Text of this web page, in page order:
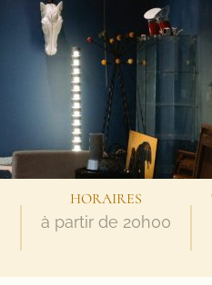
HORAIRES
à partir de 20h00